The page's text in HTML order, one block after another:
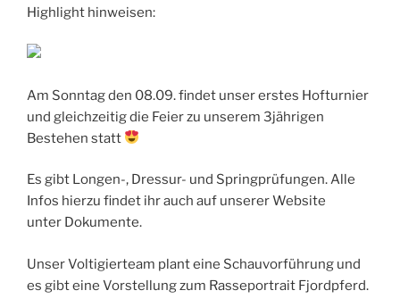
Highlight hinweisen:
Am Sonntag den 08.09. findet unser erstes Hofturnier
und gleichzeitig die Feier zu unserem 3jährigen
Bestehen statt
Es gibt Longen-, Dressur- und Springprüfungen. Alle
Infos hierzu findet ihr auch auf unserer Website
unter Dokumente.
Unser Voltigierteam plant eine Schauvorführung und
es gibt eine Vorstellung zum Rasseportrait Fjordpferd.